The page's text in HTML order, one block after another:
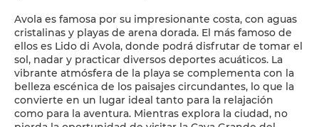
Avola es famosa por su impresionante costa, con aguas
cristalinas y playas de arena dorada. El más famoso de
ellos es Lido di Avola, donde podrá disfrutar de tomar el
sol, nadar y practicar diversos deportes acuáticos. La
vibrante atmósfera de la playa se complementa con la
belleza escénica de los paisajes circundantes, lo que la
convierte en un lugar ideal tanto para la relajación
como para la aventura. Mientras explora la ciudad, no